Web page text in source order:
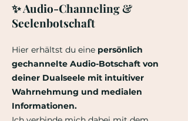
✨ Audio-Channeling &
Seelenbotschaft
Hier erhältst du eine persönlich
gechannelte Audio-Botschaft von
deiner Dualseele mit intuitiver
Wahrnehmung und medialen
Informationen.